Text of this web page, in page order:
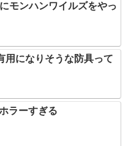
モンハンワイルズをやっ
用になりそうな防具って
ラーすぎる